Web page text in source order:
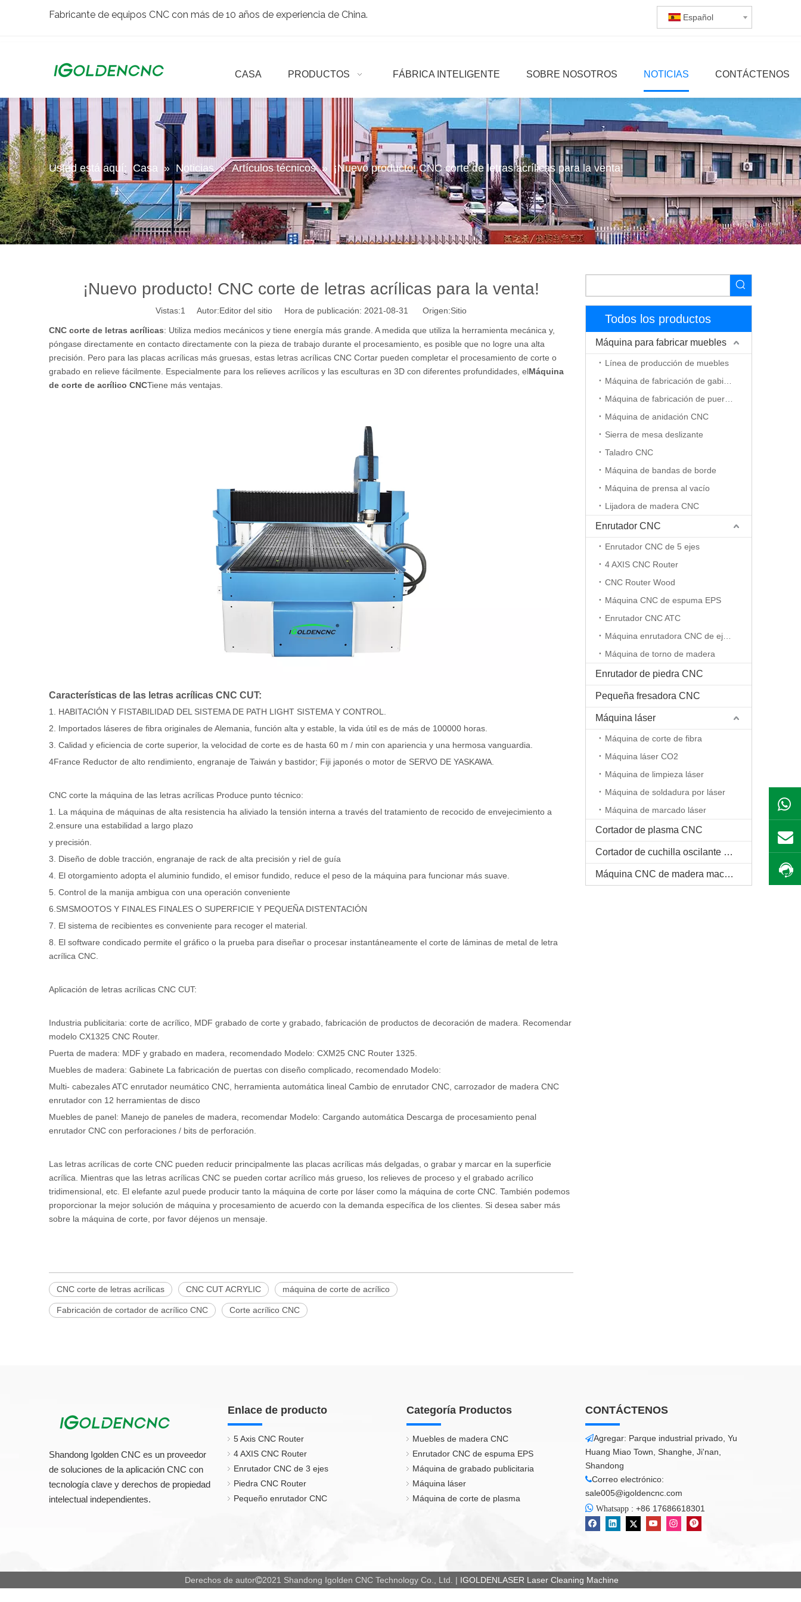
Fabricante de equipos CNC con más de 10 años de experiencia de China. Español
CASA PRODUCTOS FÁBRICA INTELIGENTE SOBRE NOSOTROS NOTICIAS CONTÁCTENOS
Usted está aquí: Casa » Noticias » Artículos técnicos » ¡Nuevo producto! CNC corte de letras acrílicas para la venta!
¡Nuevo producto! CNC corte de letras acrílicas para la venta!
Vistas:1 Autor:Editor del sitio Hora de publicación: 2021-08-31 Origen:Sitio
CNC corte de letras acrílicas: Utiliza medios mecánicos y tiene energía más grande. A medida que utiliza la herramienta mecánica y,
póngase directamente en contacto directamente con la pieza de trabajo durante el procesamiento, es posible que no logre una alta
precisión. Pero para las placas acrílicas más gruesas, estas letras acrílicas CNC Cortar pueden completar el procesamiento de corte o
grabado en relieve fácilmente. Especialmente para los relieves acrílicos y las esculturas en 3D con diferentes profundidades, elMáquina
de corte de acrílico CNCTiene más ventajas.
Características de las letras acrílicas CNC CUT:
1. HABITACIÓN Y FISTABILIDAD DEL SISTEMA DE PATH LIGHT SISTEMA Y CONTROL.
2. Importados láseres de fibra originales de Alemania, función alta y estable, la vida útil es de más de 100000 horas.
3. Calidad y eficiencia de corte superior, la velocidad de corte es de hasta 60 m / min con apariencia y una hermosa vanguardia.
4France Reductor de alto rendimiento, engranaje de Taiwán y bastidor; Fiji japonés o motor de SERVO DE YASKAWA.
CNC corte la máquina de las letras acrílicas Produce punto técnico:
1. La máquina de máquinas de alta resistencia ha aliviado la tensión interna a través del tratamiento de recocido de envejecimiento a
2.ensure una estabilidad a largo plazo
y precisión.
3. Diseño de doble tracción, engranaje de rack de alta precisión y riel de guía
4. El otorgamiento adopta el aluminio fundido, el emisor fundido, reduce el peso de la máquina para funcionar más suave.
5. Control de la manija ambigua con una operación conveniente
6.SMSMOOTOS Y FINALES FINALES O SUPERFICIE Y PEQUEÑA DISTENTACIÓN
7. El sistema de recibientes es conveniente para recoger el material.
8. El software condicado permite el gráfico o la prueba para diseñar o procesar instantáneamente el corte de láminas de metal de letra
acrílica CNC.
Aplicación de letras acrílicas CNC CUT:
Industria publicitaria: corte de acrílico, MDF grabado de corte y grabado, fabricación de productos de decoración de madera. Recomendar
modelo CX1325 CNC Router.
Puerta de madera: MDF y grabado en madera, recomendado Modelo: CXM25 CNC Router 1325.
Muebles de madera: Gabinete La fabricación de puertas con diseño complicado, recomendado Modelo:
Multi- cabezales ATC enrutador neumático CNC, herramienta automática lineal Cambio de enrutador CNC, carrozador de madera CNC
enrutador con 12 herramientas de disco
Muebles de panel: Manejo de paneles de madera, recomendar Modelo: Cargando automática Descarga de procesamiento penal
enrutador CNC con perforaciones / bits de perforación.
Las letras acrílicas de corte CNC pueden reducir principalmente las placas acrílicas más delgadas, o grabar y marcar en la superficie
acrílica. Mientras que las letras acrílicas CNC se pueden cortar acrílico más grueso, los relieves de proceso y el grabado acrílico
tridimensional, etc. El elefante azul puede producir tanto la máquina de corte por láser como la máquina de corte CNC. También podemos
proporcionar la mejor solución de máquina y procesamiento de acuerdo con la demanda específica de los clientes. Si desea saber más
sobre la máquina de corte, por favor déjenos un mensaje.
CNC corte de letras acrílicas CNC CUT ACRYLIC máquina de corte de acrílico
Fabricación de cortador de acrílico CNC Corte acrílico CNC
Todos los productos
Máquina para fabricar muebles
Línea de producción de muebles
Máquina de anidación CNC
Sierra de mesa deslizante
Taladro CNC
Máquina de bandas de borde
Máquina de prensa al vacío
Lijadora de madera CNC
Enrutador CNC
Enrutador CNC de 5 ejes
4 AXIS CNC Router
CNC Router Wood
Máquina CNC de espuma EPS
Enrutador CNC ATC
Máquina de torno de madera
Enrutador de piedra CNC
Pequeña fresadora CNC
Máquina láser
Máquina de corte de fibra
Máquina láser CO2
Máquina de limpieza láser
Máquina de soldadura por láser
Máquina de marcado láser
Cortador de plasma CNC
Cortador de cuchilla oscilante CNC
Máquina CNC de madera maciza
Shandong Igolden CNC es un proveedor
de soluciones de la aplicación CNC con
tecnología clave y derechos de propiedad
intelectual independientes.
Enlace de producto
5 Axis CNC Router
4 AXIS CNC Router
Enrutador CNC de 3 ejes
Piedra CNC Router
Pequeño enrutador CNC
Categoría Productos
Muebles de madera CNC
Enrutador CNC de espuma EPS
Máquina de grabado publicitaria
Máquina láser
Máquina de corte de plasma
CONTÁCTENOS
Agregar: Parque industrial privado, Yu
Huang Miao Town, Shanghe, Ji'nan,
Shandong
Correo electrónico:
sale005@igoldencnc.com
 Whatsapp : +86 17686618301
Derechos de autor2021 Shandong Igolden CNC Technology Co., Ltd. | IGOLDENLASER Laser Cleaning Machine